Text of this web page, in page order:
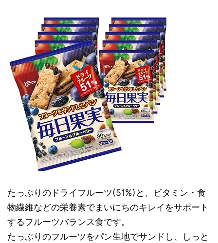
たっぷりのドライフルーツ(51%)と、ビタミン・食
物繊維などの栄養素でまいにちのキレイをサポート
するフルーツバランス食です。
たっぷりのフルーツをパン生地でサンドし、しっと